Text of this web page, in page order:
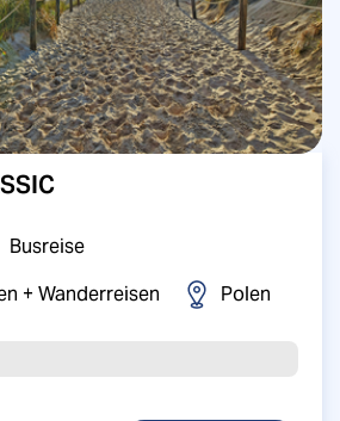
Busreise
+ Wanderreisen
Polen